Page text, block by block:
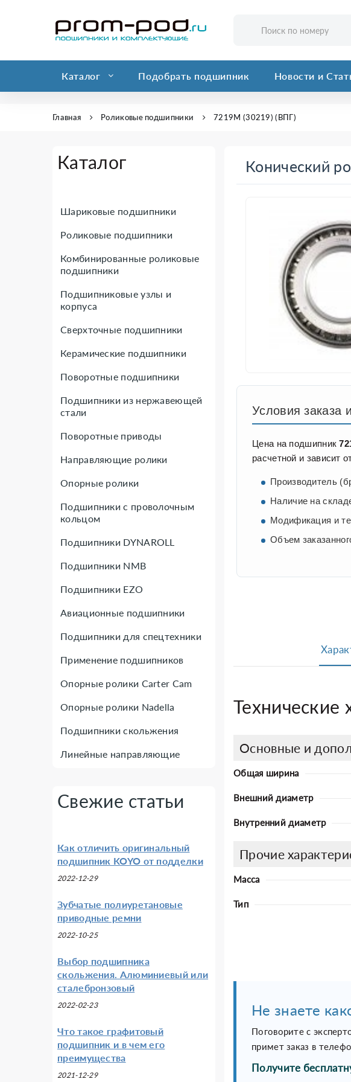
Каталог Подобрать подшипник Новости и
Главная Роликовые подшипники 7219М (30219) (ВПГ)
Каталог
Шариковые подшипники
Роликовые подшипники
Комбинированные роликовые
подшипники
Подшипниковые узлы и
корпуса
Сверхточные подшипники
Керамические подшипники
Поворотные подшипники
Подшипники из нержавеющей
стали
Поворотные приводы
Направляющие ролики
Опорные ролики
Подшипники с проволочным
кольцом
Подшипники DYNAROLL
Подшипники NMB
Подшипники EZO
Авиационные подшипники
Подшипники для спецтехники
Применение подшипников
Опорные ролики Carter Cam
Опорные ролики Nadella
Подшипники скольжения
Линейные направляющие
Свежие статьи
Как отличить оригинальный
подшипник KOYO от подделки
2022-12-29
Зубчатые полиуретановые
приводные ремни
2022-10-25
Выбор подшипника
скольжения. Алюминиевый или
сталебронзовый
2022-02-23
Что такое графитовый
подшипник и в чем его
преимущества
2021-12-29
Конический
Условия заказа
Цена на подшипник
расчетной и зависит
Производитель
Наличие на
Модификация и
Объем
Технические
Основные и
Общая ширина
Внешний диаметр
Внутренний диаметр
Прочие
Масса
Тип
Не знаете
Поговорите с
примет заказ в
Получите